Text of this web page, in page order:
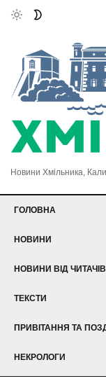
Новини Хмільника,
ГОЛОВНА
НОВИНИ
НОВИНИ ВІД ЧИТАЧІВ
ТЕКСТИ
ПРИВІТАННЯ ТА
НЕКРОЛОГИ